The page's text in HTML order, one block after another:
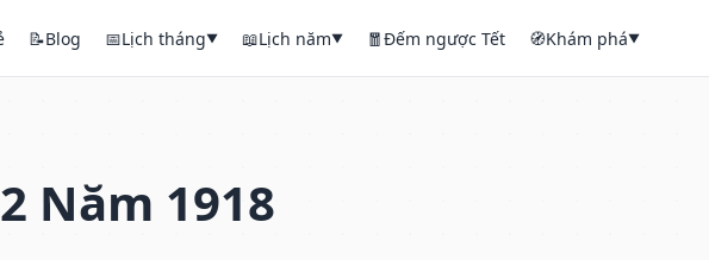
📝Blog 📅Lịch tháng▼ 📖Lịch năm▼ 🧧Đếm ngược Tết 🧭Khám phá▼
Năm 1918